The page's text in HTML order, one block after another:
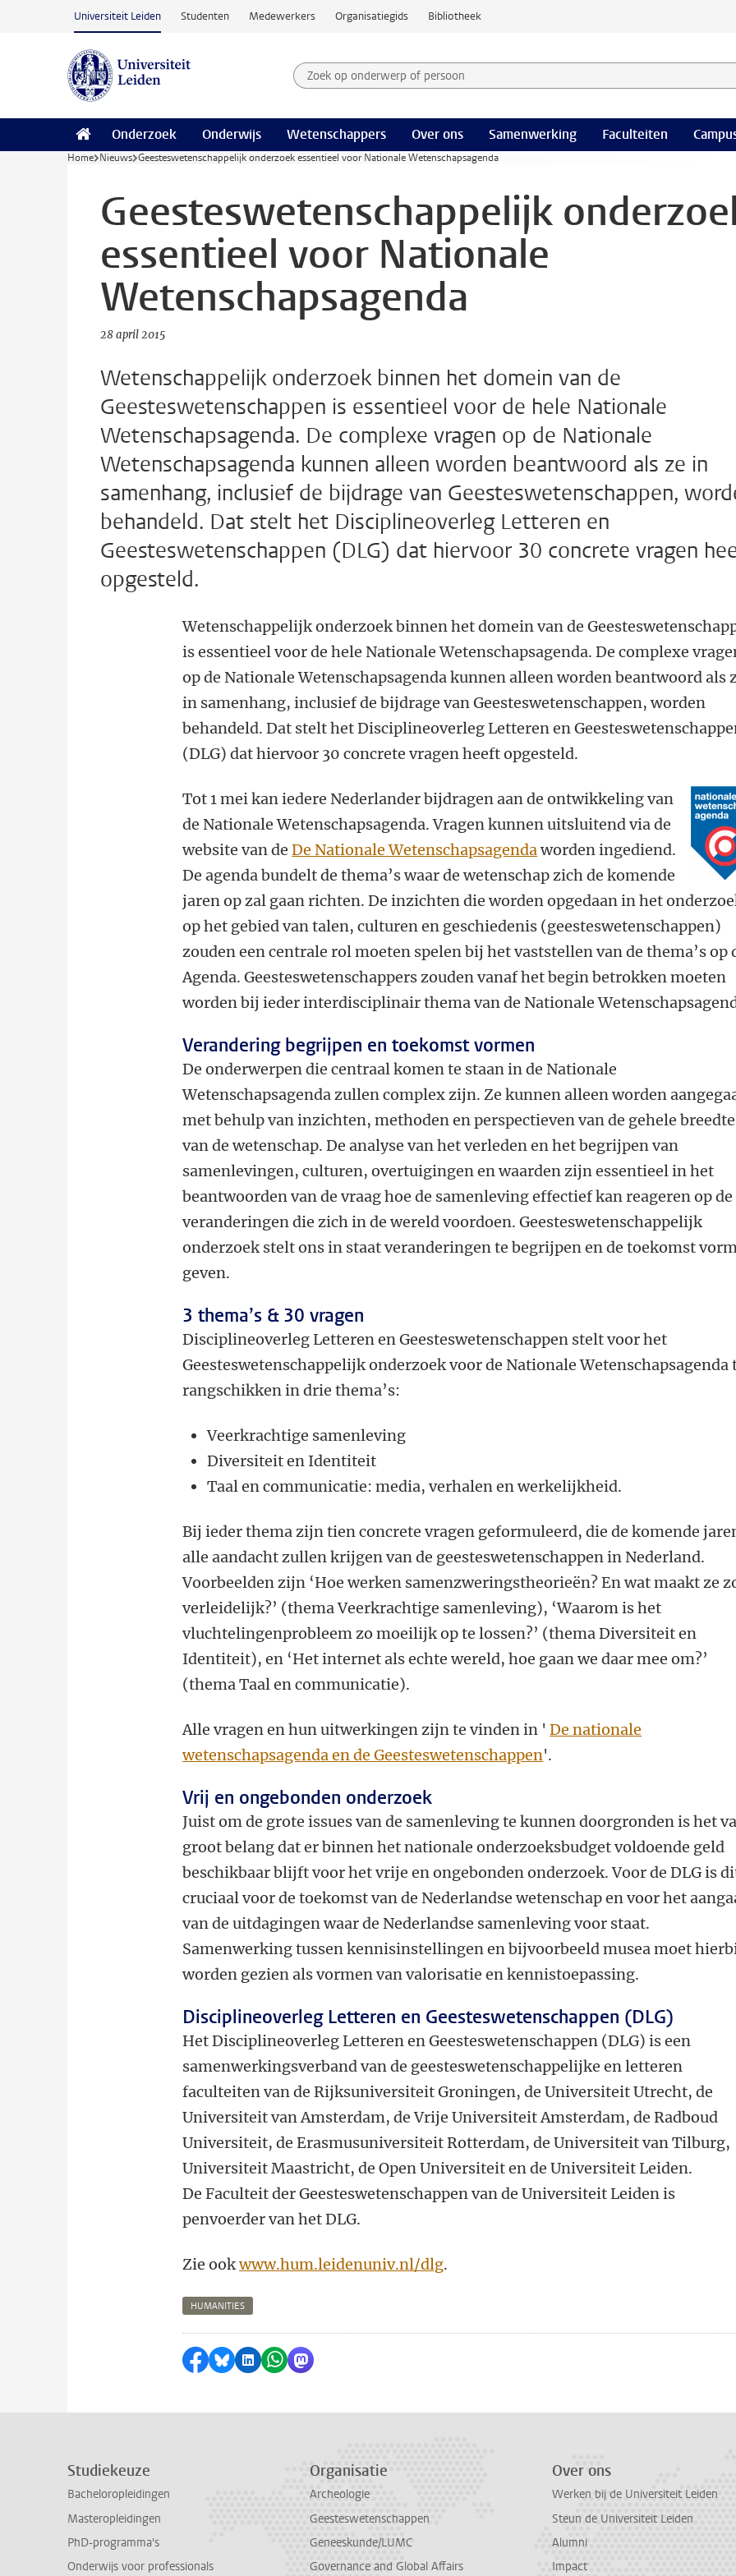
Ga naar hoofdinhoud
Universiteit Leiden Studenten Medewerkers Organisatiegids Bibliotheek
Zoek op onderwerp of persoon en selecteer categorie
Zoekterm
Onderzoek Onderwijs Wetenschappers Over ons Samenwerking Faculteiten
Home Nieuws Geesteswetenschappelijk onderzoek essentieel voor Nationale Wetenschapsagenda
Geesteswetenschappelijk
essentieel voor Nationale
Wetenschapsagenda
28 april 2015
Wetenschappelijk onderzoek binnen het domein van de
Geesteswetenschappen is essentieel voor de hele Nationale
Wetenschapsagenda. De complexe vragen op de Nationale
Wetenschapsagenda kunnen alleen worden beantwoord als ze in
samenhang, inclusief de bijdrage van Geesteswetenschappen,
behandeld. Dat stelt het Disciplineoverleg Letteren en
Geesteswetenschappen (DLG) dat hiervoor 30 concrete vragen
opgesteld.
Wetenschappelijk onderzoek binnen het domein van de
is essentieel voor de hele Nationale Wetenschapsagenda. De complexe
op de Nationale Wetenschapsagenda kunnen alleen worden beantwoord als
in samenhang, inclusief de bijdrage van Geesteswetenschappen, worden
behandeld. Dat stelt het Disciplineoverleg Letteren en
(DLG) dat hiervoor 30 concrete vragen heeft opgesteld.
Tot 1 mei kan iedere Nederlander bijdragen aan de ontwikkeling van
de Nationale Wetenschapsagenda. Vragen kunnen uitsluitend via de
website van deDe Nationale Wetenschapsagendaworden ingediend.
De agenda bundelt de thema’s waar de wetenschap zich de komende
jaren op zal gaan richten. De inzichten die worden opgedaan in het
op het gebied van talen, culturen en geschiedenis (geesteswetenschappen)
zouden een centrale rol moeten spelen bij het vaststellen van de thema’s op
Agenda. Geesteswetenschappers zouden vanaf het begin betrokken moeten
worden bij ieder interdisciplinair thema van de Nationale
Verandering begrijpen en toekomst vormen
De onderwerpen die centraal komen te staan in de Nationale
Wetenschapsagenda zullen complex zijn. Ze kunnen alleen worden
met behulp van inzichten, methoden en perspectieven van de gehele breedte
van de wetenschap. De analyse van het verleden en het begrijpen van
samenlevingen, culturen, overtuigingen en waarden zijn essentieel in het
beantwoorden van de vraag hoe de samenleving effectief kan reageren op de
veranderingen die zich in de wereld voordoen. Geesteswetenschappelijk
onderzoek stelt ons in staat veranderingen te begrijpen en de toekomst
geven.
3 thema’s & 30 vragen
Disciplineoverleg Letteren en Geesteswetenschappen stelt voor het
Geesteswetenschappelijk onderzoek voor de Nationale Wetenschapsagenda
rangschikken in drie thema’s:
Veerkrachtige samenleving
Diversiteit en Identiteit
Taal en communicatie: media, verhalen en werkelijkheid.
Bij ieder thema zijn tien concrete vragen geformuleerd, die de komende
alle aandacht zullen krijgen van de geesteswetenschappen in Nederland.
Voorbeelden zijn ‘Hoe werken samenzweringstheorieën? En wat maakt ze
verleidelijk?’ (thema Veerkrachtige samenleving), ‘Waarom is het
vluchtelingenprobleem zo moeilijk op te lossen?’ (thema Diversiteit en
Identiteit), en ‘Het internet als echte wereld, hoe gaan we daar mee om?’
(thema Taal en communicatie).
Alle vragen en hun uitwerkingen zijn te vinden in 'De nationale
wetenschapsagenda en de Geesteswetenschappen'.
Vrij en ongebonden onderzoek
Juist om de grote issues van de samenleving te kunnen doorgronden is het
groot belang dat er binnen het nationale onderzoeksbudget voldoende geld
beschikbaar blijft voor het vrije en ongebonden onderzoek. Voor de DLG is
cruciaal voor de toekomst van de Nederlandse wetenschap en voor het
van de uitdagingen waar de Nederlandse samenleving voor staat.
Samenwerking tussen kennisinstellingen en bijvoorbeeld musea moet
worden gezien als vormen van valorisatie en kennistoepassing.
Disciplineoverleg Letteren en Geesteswetenschappen (DLG)
Het Disciplineoverleg Letteren en Geesteswetenschappen (DLG) is een
samenwerkingsverband van de geesteswetenschappelijke en letteren
faculteiten van de Rijksuniversiteit Groningen, de Universiteit Utrecht, de
Universiteit van Amsterdam, de Vrije Universiteit Amsterdam, de Radboud
Universiteit, de Erasmusuniversiteit Rotterdam, de Universiteit van Tilburg,
Universiteit Maastricht, de Open Universiteit en de Universiteit Leiden.
De Faculteit der Geesteswetenschappen van de Universiteit Leiden is
penvoerder van het DLG.
Zie ookwww.hum.leidenuniv.nl/dlg.
HUMANITIES
Delen op Facebook
Delen via Bluesky
Delen op LinkedIn
Delen via WhatsApp
Delen via Mastodon
Studiekeuze
Bacheloropleidingen
Masteropleidingen
PhD-programma's
Onderwijs voor professionals
Organisatie
Archeologie
Geesteswetenschappen
Geneeskunde/LUMC
Governance and Global Affairs
Over ons
Werken bij de Universiteit Leiden
Steun de Universiteit Leiden
Alumni
Impact